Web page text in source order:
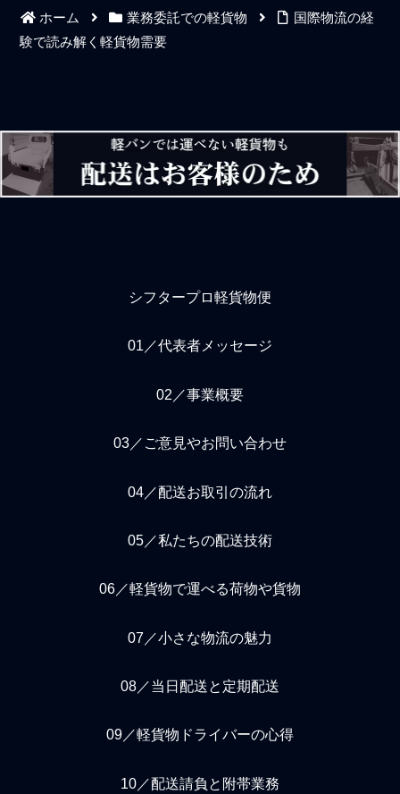
貨物ドライバー」だと指を
指されることになり、一度
付いた悪評イメージは当然
に迷惑をかけるドライバ
ー、これらは悪評が永遠に
付き纏うのは当然の報いと
言えますが、バイトではな
るだけのような軽貨物ドラ
として全く話になりませ
ん。もちろん、それすら誰
も教えてはくれません。本
来、個人事業主だからこ
ホーム 業務委託での軽貨物
国際物流の経
験で読み解く軽貨物需要
シフタープロ軽貨物便
01／代表者メッセージ
02／事業概要
03／ご意見やお問い合わせ
04／配送お取引の流れ
05／私たちの配送技術
06／軽貨物で運べる荷物や貨物
07／小さな物流の魅力
08／当日配送と定期配送
09／軽貨物ドライバーの心得
10／配送請負と附帯業務